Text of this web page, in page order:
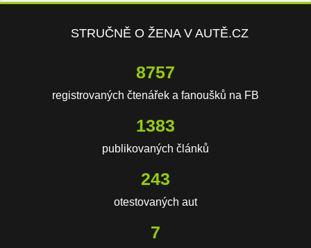
STRUČNĚ O ŽENA V AUTĚ.CZ
13045
registrovaných čtenářek a fanoušků na FB
2061
publikovaných článků
363
otestovaných aut
10